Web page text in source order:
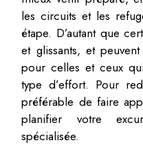
les circuits et les
étape. D’autant que
et glissants, et
pour celles et ceux
type d’effort. Pour
préférable de faire
planifier votre
spécialisée.